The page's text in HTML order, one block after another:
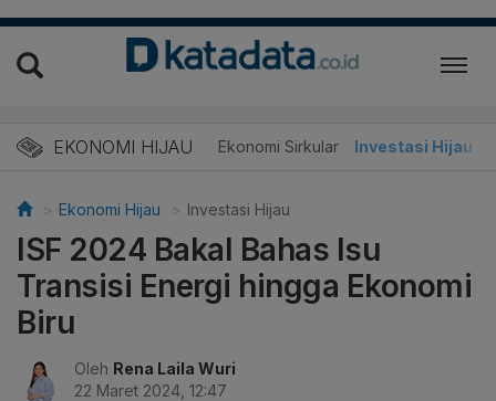
EKONOMI HIJAU
Energi Baru Ekonomi Sirkular Investasi Hijau
Ekonomi Hijau Investasi Hijau
ISF 2024 Bakal Bahas Isu
Transisi Energi hingga Ekonomi
Biru
Oleh Rena Laila Wuri
22 Maret 2024, 12:47